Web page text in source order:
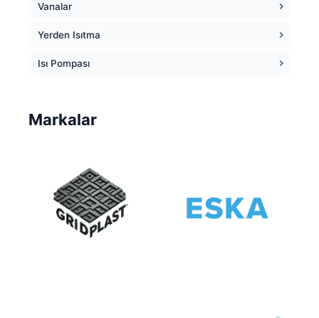
Vanalar
Yerden Isıtma
Isı Pompası
Markalar